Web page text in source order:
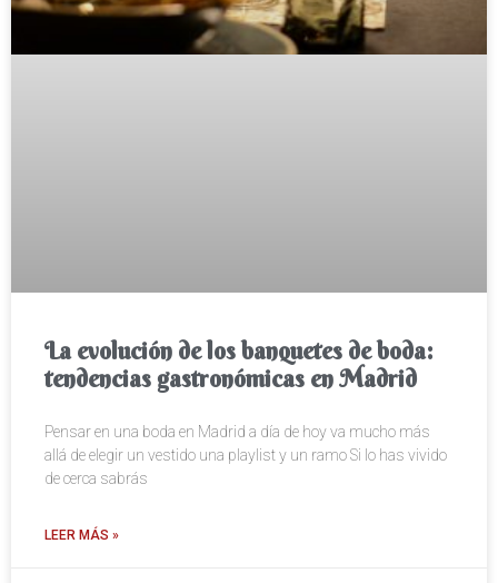
La evolución de los banquetes de boda:
tendencias gastronómicas en Madrid
Pensar en una boda en Madrid a día de hoy va mucho más
allá de elegir un vestido una playlist y un ramo Si lo has vivido
de cerca sabrás
LEER MÁS »